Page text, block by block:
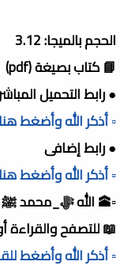
الحجم بالميجا: 3.12
📘 كتاب بصيغة (pdf)
● رابط التحميل
▫️ أذكر الله وأضغط
● رابط إضافى
▫️ أذكر الله وأضغط
▫️🕋 الله ﷻ_محمد
📖 للتصفح والقراءة
▫️ أذكر الله وأضغط